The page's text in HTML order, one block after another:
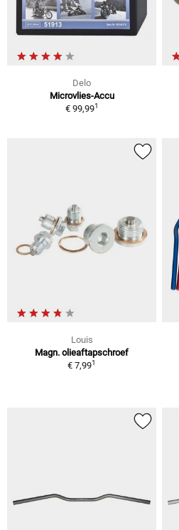
Delo
Microvlies-Accu
€ 99,991
Louis
Magn. olieaftapschroef
€ 7,991